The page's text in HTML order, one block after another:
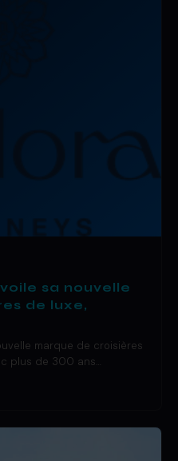
sa nouvelle
de luxe,
marque de croisières
plus de 300 ans…